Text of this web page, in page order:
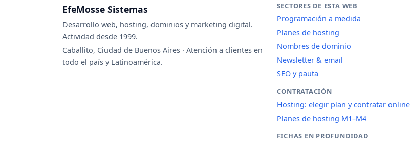
EfeMosse Sistemas
Desarrollo web, hosting, dominios y marketing digital.
Actividad desde 1999.
Caballito, Ciudad de Buenos Aires · Atención a clientes en
todo el país y Latinoamérica.
SECTORES DE ESTA WEB
Programación a medida
Planes de hosting
Nombres de dominio
Newsletter & email
SEO y pauta
CONTRATACIÓN
Hosting: elegir plan y contratar online
Planes de hosting M1–M4
FICHAS EN PROFUNDIDAD